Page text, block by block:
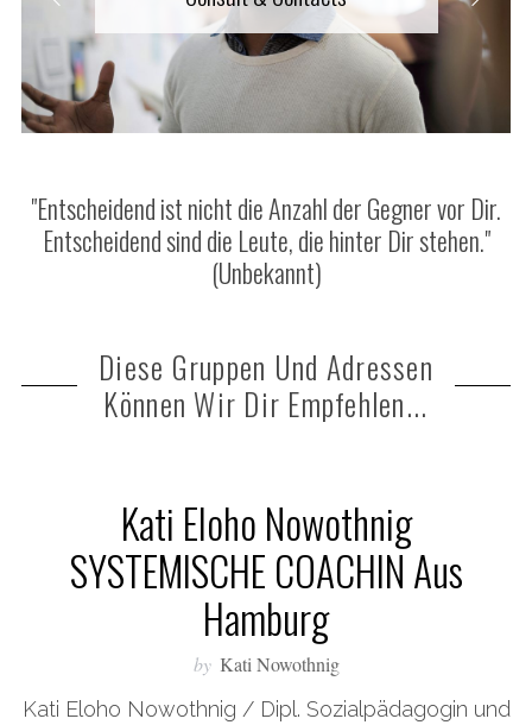
"Entscheidend ist nicht die Anzahl der Gegner vor Dir.
Entscheidend sind die Leute, die hinter Dir stehen."
(Unbekannt)
Diese Gruppen Und Adressen
Können Wir Dir Empfehlen...
Kati Eloho Nowothnig
SYSTEMISCHE COACHIN Aus
Hamburg
by Kati Nowothnig
Kati Eloho Nowothnig / Dipl. Sozialpädagogin und
r